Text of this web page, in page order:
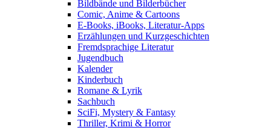
Bildbände und Bilderbücher
Comic, Anime & Cartoons
E-Books, iBooks, Literatur-Apps
Erzählungen und Kurzgeschichten
Fremdsprachige Literatur
Jugendbuch
Kalender
Kinderbuch
Romane & Lyrik
Sachbuch
SciFi, Mystery & Fantasy
Thriller, Krimi & Horror